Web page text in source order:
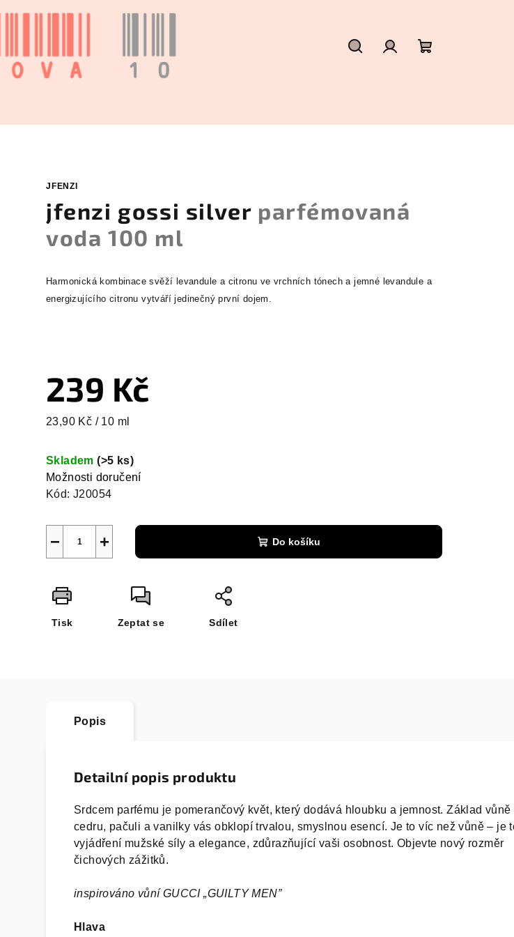
JFENZI
jfenzi gossi silver parfémovaná
voda 100 ml
Harmonická kombinace svěží levandule a citronu ve vrchních tónech a jemné levandule a
energizujícího citronu vytváří jedinečný první dojem.
239 Kč
Měrná
23,90 Kč / 10 ml
Skladem(>5 ks)
Možnosti doručení
Kód: J20054
+
− Do košíku
Tisk Zeptat se Sdílet
Popis
Detailní popis produktu
Srdcem parfému je pomerančový květ, který dodává hloubku a jemnost. Základ vůně
cedru, pačuli a vanilky vás obklopí trvalou, smyslnou esencí. Je to víc než vůně – je
vyjádření mužské síly a elegance, zdůrazňující vaši osobnost. Objevte nový rozměr
čichových zážitků.
inspirováno vůní GUCCI „GUILTY MEN”
Hlava